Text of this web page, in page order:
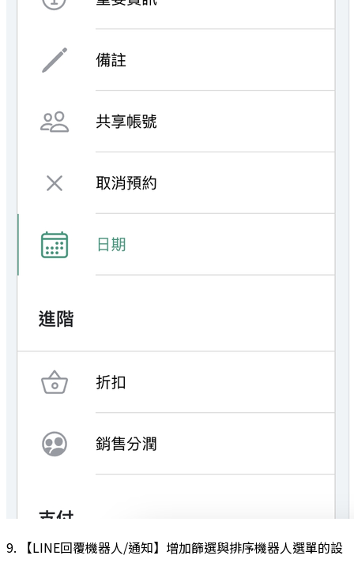
9. 【LINE回覆機器人/通知】增加篩選與排序機器人選單的設